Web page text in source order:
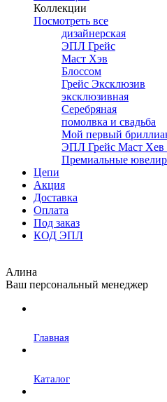
Коллекции
Посмотреть все
дизайнерская
ЭПЛ Грейс
Маст Хэв
Блоссом
Грейс Эксклюзив
эксклюзивная
Серебряная
помолвка и свадьба
Мой первый
ЭПЛ Грейс Маст Хев
Премиальные
Цепи
Акция
Доставка
Оплата
Под заказ
КОД ЭПЛ
Алина
Ваш персональный менеджер
Главная
Каталог